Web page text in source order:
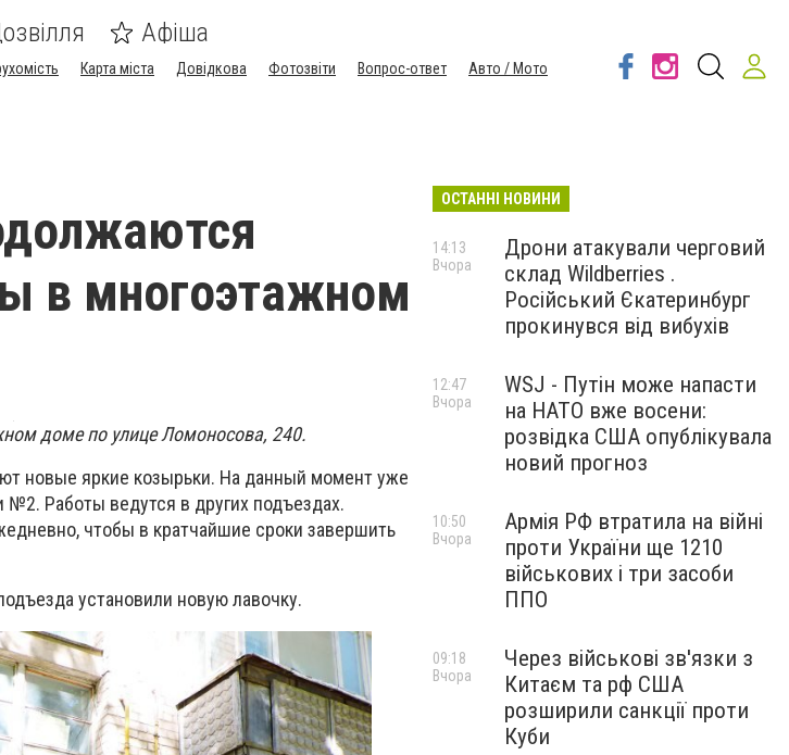
Афіша
Карта міста Довідкова Фотозвіти Вопрос-ответ
Авто / Мото
в многоэтажном
доме по улице Ломоносова, 240.
новые яркие козырьки. На данный момент уже
Работы ведутся в других подъездах.
чтобы в кратчайшие сроки завершить
установили новую лавочку.
ОСТАННІ НОВИНИ
Дрони атакували черговий
склад Wildberries .
Російський Єкатеринбург
прокинувся від вибухів
14:13
Вчора
WSJ - Путін може напасти
на НАТО вже восени:
розвідка США опублікувала
новий прогноз
12:47
Вчора
Армія РФ втратила на війні
проти України ще 1210
військових і три засоби
ППО
10:50
Вчора
Через військові зв'язки з
Китаєм та рф США
розширили санкції проти
Куби
09:18
Вчора